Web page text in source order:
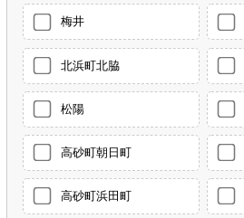
梅井
北浜町北脇
松陽
高砂町朝日町
高砂町浜田町